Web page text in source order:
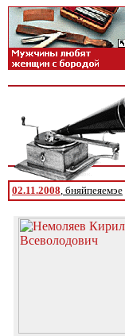
02.11.2008, бняйпеяемэе